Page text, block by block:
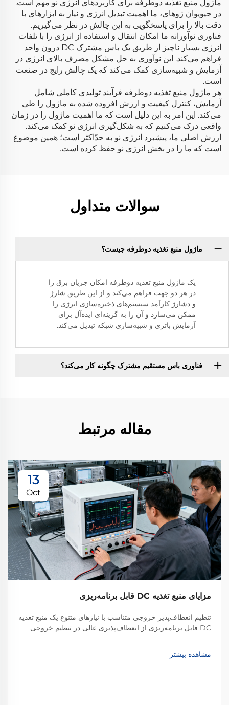
ماژول منبع تغذیه دوطرفه برای کاربردهای انرژی نو مهم است.
در جیویوان ژوهای، ما اهمیت تبدیل انرژی و نیاز به ابزارهای با
دقت بالا را برای پاسخگویی به این چالش در نظر می‌گیریم.
فناوری نوآورانه ما امکان انتقال و استفاده از انرژی را با تلفات
انرژی بسیار ناچیز از طریق یک باس مشترک DC درون واحد
فراهم می‌کند. این نوآوری به حل مشکل مصرف بالای انرژی در
آزمایش و شبیه‌سازی کمک می‌کند که یک چالش رایج در صنعت
است.
هر ماژول منبع تغذیه دوطرفه فرآیند تولیدی کاملی شامل
آزمایش، کنترل کیفیت و ارزش افزوده شده به ماژول را طی
می‌کند. این امر به این دلیل است که ما اهمیت ماژول را در زمان
واقعی درک می‌کنیم که به شکل‌گیری انرژی نو کمک می‌کند.
ارزش اصلی ما، پیشبرد انرژی نو به حدّاکثر است؛ همین موضوع
است که ما را در بخش انرژی نو حفظ کرده است.
سوالات متداول
ماژول منبع تغذیه دوطرفه چیست؟
یک ماژول منبع تغذیه دوطرفه امکان جریان برق را
در هر دو جهت فراهم می‌کند و از این طریق شارژ
و دشارژ کارآمد سیستم‌های ذخیره‌سازی انرژی را
ممکن می‌سازد و آن را به گزینه‌ای ایده‌آل برای
آزمایش باتری و شبیه‌سازی شبکه تبدیل می‌کند.
فناوری باس مستقیم مشترک چگونه کار می‌کند؟
مقاله مرتبط
13
Oct
مزایای منبع تغذیه DC قابل برنامه‌ریزی
تنظیم انعطاف‌پذیر خروجی متناسب با نیازهای متنوع یک منبع تغذیه
DC قابل برنامه‌ریزی از انعطاف‌پذیری عالی در تنظیم خروجی
ولتاژ یا محدوده محدودی از ولتاژ و...
مشاهده بیشتر